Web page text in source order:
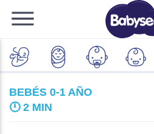
BEBÉS 0-1 AÑO
🕛 2 MIN